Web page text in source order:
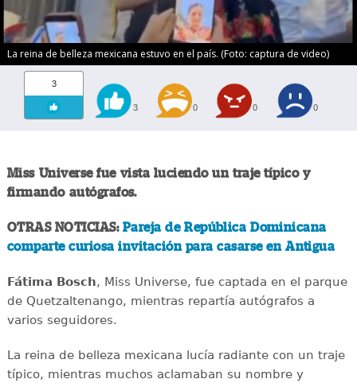
La reina de belleza mexicana estuvo en el país. (Foto: captura de video)
3
3 0 0 0
Miss Universe fue vista luciendo un traje típico y
firmando autógrafos.
OTRAS NOTICIAS: Pareja de República Dominicana
comparte curiosa invitación para casarse en Antigua
Fátima Bosch, Miss Universe, fue captada en el parque
de Quetzaltenango, mientras repartía autógrafos a
varios seguidores.
La reina de belleza mexicana lucía radiante con un traje
típico, mientras muchos aclamaban su nombre y